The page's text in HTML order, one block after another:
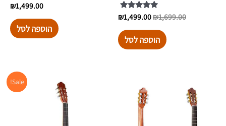
דורג
5.00
מתוך 5
₪1,699.00
₪1,499.00
הוספה לסל
₪1,499.00
הוספה לסל
Sale!המחיר
המקורי